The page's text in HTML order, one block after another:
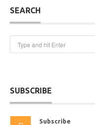
SEARCH
SUBSCRIBE
Subscribe